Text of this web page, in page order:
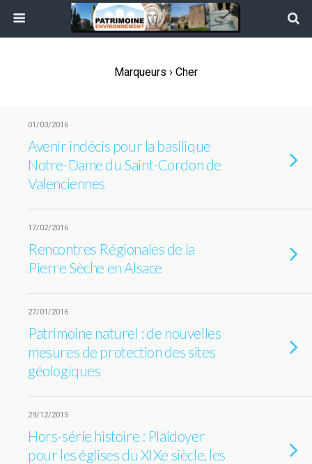
Marqueurs › Cher
01/03/2016
Avenir indécis pour la basilique
Notre-Dame du Saint-Cordon de
Valenciennes
17/02/2016
Rencontres Régionales de la
Pierre Sèche en Alsace
27/01/2016
Patrimoine naturel : de nouvelles
mesures de protection des sites
géologiques
29/12/2015
Hors-série histoire : Plaidoyer
pour les églises du XIXe siècle, les